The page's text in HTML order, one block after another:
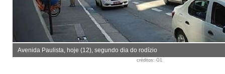
Avenida Paulista, hoje (12), segundo dia do rodízio
créditos: G1